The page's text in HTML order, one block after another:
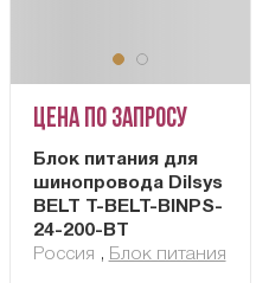
Цена по запросу
Блок питания для
шинопровода Dilsys
BELT T-BELT-BINPS-
24-200-BT
Россия , Блок питания